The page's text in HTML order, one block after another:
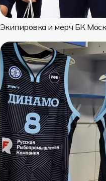
Экипировка и мерч БК